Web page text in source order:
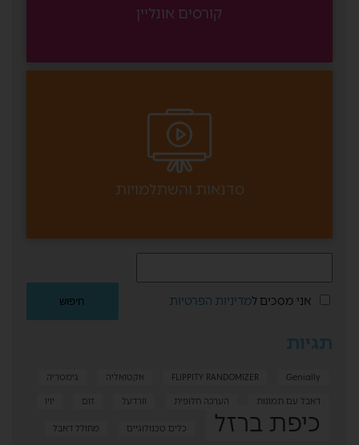
קורסים אונליין
סדנאות והשתלמויות
אני מסכים למדיניות הפרטיות
תגיות
FLIPPITY RANDOMIZER Genially אקטואליה
גימטריה
דאבל עם תמונות
הערכה חלופית וורדעל זום יויו
כיפת ברזל כלים טכנולוגיים
מחולל דאבל